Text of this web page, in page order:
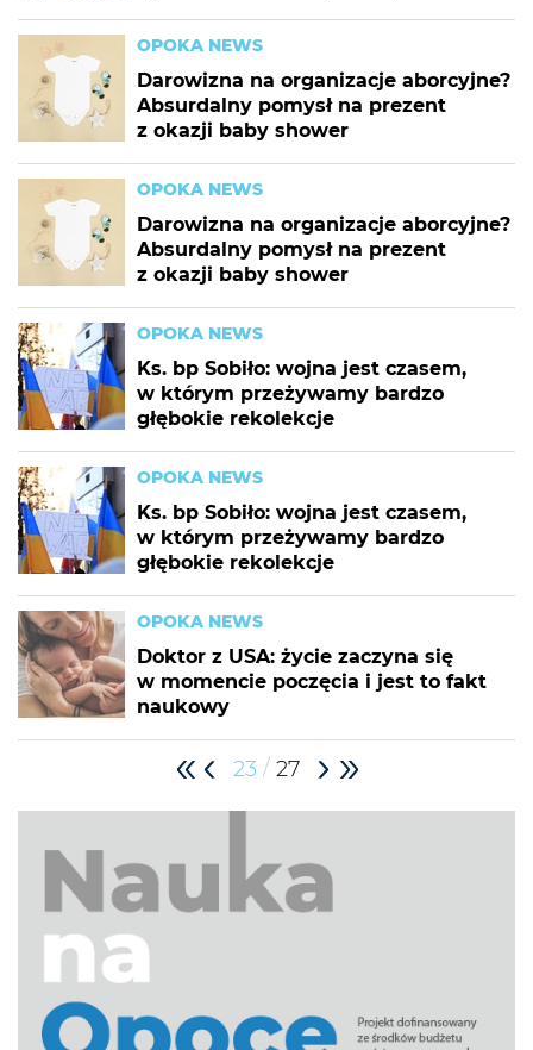
OPOKA NEWS
Darowizna na organizacje aborcyjne?
Absurdalny pomysł na prezent
z okazji baby shower
OPOKA NEWS
Darowizna na organizacje aborcyjne?
Absurdalny pomysł na prezent
z okazji baby shower
OPOKA NEWS
Ks. bp Sobiło: wojna jest czasem,
w którym przeżywamy bardzo
głębokie rekolekcje
OPOKA NEWS
Ks. bp Sobiło: wojna jest czasem,
w którym przeżywamy bardzo
głębokie rekolekcje
OPOKA NEWS
Doktor z USA: życie zaczyna się
w momencie poczęcia i jest to fakt
naukowy
23 / 27